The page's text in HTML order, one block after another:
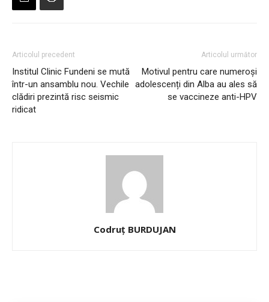
Articolul precedent
Institul Clinic Fundeni se mută
într-un ansamblu nou. Vechile
clădiri prezintă risc seismic
ridicat
Articolul următor
Motivul pentru care numeroși
adolescenți din Alba au ales să
se vaccineze anti-HPV
Codruț BURDUJAN